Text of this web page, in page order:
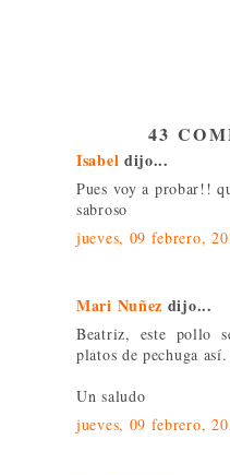
43
Isabel dijo...
Pues voy a probar!!
sabroso
jueves, 09 febrero,
Mari Nuñez dijo...
Beatriz, este pollo
platos de pechuga
Un saludo
jueves, 09 febrero,